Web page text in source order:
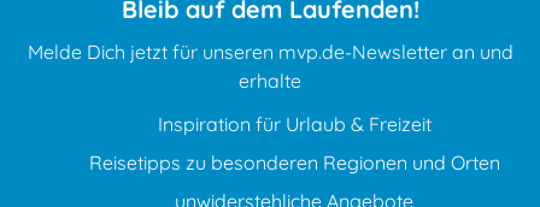
Bleib auf dem Laufenden!
Melde Dich jetzt für unseren mvp.de-Newsletter an und
erhalte
Inspiration für Urlaub & Freizeit
Reisetipps zu besonderen Regionen und Orten
unwiderstehliche Angebote